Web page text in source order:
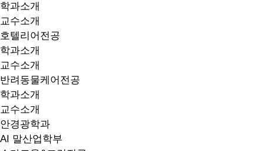
학과소개
교수소개
호텔리어전공
학과소개
교수소개
반려동물케어전공
학과소개
교수소개
안경광학과
AI 말산업학부